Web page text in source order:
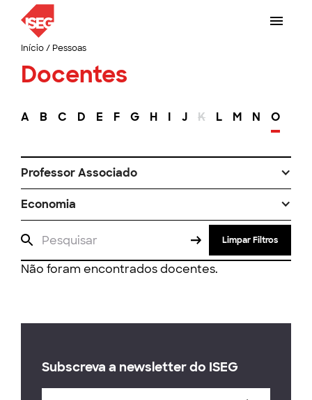
Início/ Pessoas
Docentes
A B C D E F G H I J K L M N O
Professor Associado
Economia
Limpar Filtros
Não foram encontrados docentes.
Subscreva a newsletter do ISEG